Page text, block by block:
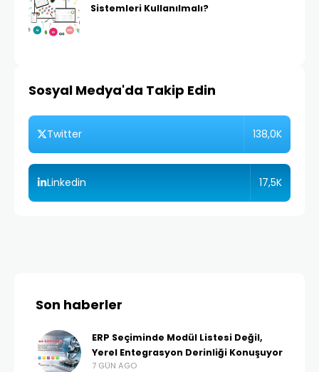
Sistemleri Kullanılmalı?
Sosyal Medya'da Takip Edin
Twitter 138,0K
Linkedin 17,5K
Son haberler
ERP Seçiminde Modül Listesi Değil,
Yerel Entegrasyon Derinliği Konuşuyor
7 GÜN AGO